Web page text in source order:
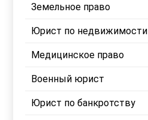
Земельное право
Юрист по недвижимости
Медицинское право
Военный юрист
Юрист по банкротству